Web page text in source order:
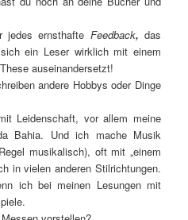
jedes ernsthafte Feedback, das
ein Leser wirklich mit einem
auseinandersetzt!
andere Hobbys oder Dinge
Leidenschaft, vor allem meine
Bahia. Und ich mache Musik
musikalisch), oft mit „einem
in vielen anderen Stilrichtungen.
ich bei meinen Lesungen mit